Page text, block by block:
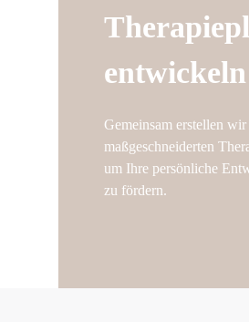
entwickeln
Gemeinsam erstellen wir
maßgeschneiderten
um Ihre persönliche
zu fördern.